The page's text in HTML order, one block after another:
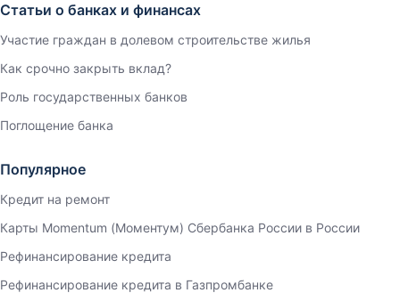
Статьи о банках и финансах
Участие граждан в долевом строительстве жилья
Как срочно закрыть вклад?
Роль государственных банков
Поглощение банка
Популярное
Кредит на ремонт
Карты Momentum (Моментум) Сбербанка России в России
Рефинансирование кредита
Рефинансирование кредита в Газпромбанке